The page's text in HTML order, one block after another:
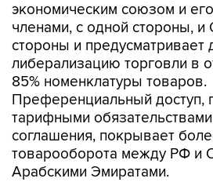
экономическим союзом и
членами, с одной стороны, и
стороны и предусматривает
либерализацию торговли в
85% номенклатуры товаров.
Преференциальный доступ,
тарифными
соглашения, покрывает
товарооборота между РФ и
Арабскими Эмиратами.